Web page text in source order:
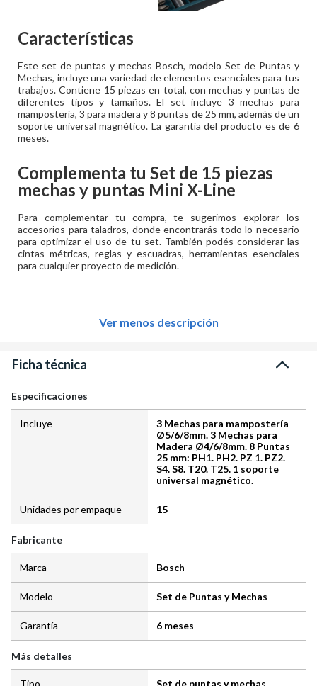
Características
Este set de puntas y mechas Bosch, modelo Set de Puntas y
Mechas, incluye una variedad de elementos esenciales para tus
trabajos. Contiene 15 piezas en total, con mechas y puntas de
diferentes tipos y tamaños. El set incluye 3 mechas para
mampostería, 3 para madera y 8 puntas de 25 mm, además de un
soporte universal magnético. La garantía del producto es de 6
meses.
Complementa tu Set de 15 piezas
mechas y puntas Mini X-Line
Para complementar tu compra, te sugerimos explorar los
accesorios para taladros, donde encontrarás todo lo necesario
para optimizar el uso de tu set. También podés considerar las
cintas métricas, reglas y escuadras, herramientas esenciales
para cualquier proyecto de medición.
Ver menos descripción
Ficha técnica
Especificaciones
Incluye
3 Mechas para mampostería
Ø5/6/8mm. 3 Mechas para
Madera Ø4/6/8mm. 8 Puntas
25 mm: PH1. PH2. PZ 1. PZ2.
S4. S8. T20. T25. 1 soporte
universal magnético.
Unidades por empaque 15
Fabricante
Marca Bosch
Modelo Set de Puntas y Mechas
Garantía 6 meses
Más detalles
Tipo Set de puntas y mechas